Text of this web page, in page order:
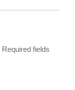
Required fields